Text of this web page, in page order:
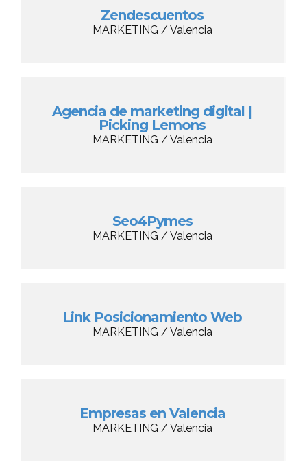
Zendescuentos
MARKETING / Valencia
Agencia de marketing digital |
Picking Lemons
MARKETING / Valencia
Seo4Pymes
MARKETING / Valencia
Link Posicionamiento Web
MARKETING / Valencia
Empresas en Valencia
MARKETING / Valencia